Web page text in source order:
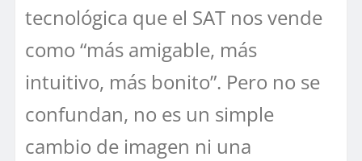
tecnológica que el SAT nos vende
como “más amigable, más
intuitivo, más bonito”. Pero no se
confundan, no es un simple
cambio de imagen ni una